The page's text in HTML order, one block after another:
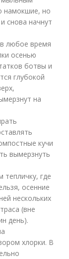
намокшие, но
снова начнут
любое время
осенью
ботвы и
глубокой
на
кучи
вымерзнуть
тепличку, где
осенние
нескольких
(вне
день).
хлорки. В